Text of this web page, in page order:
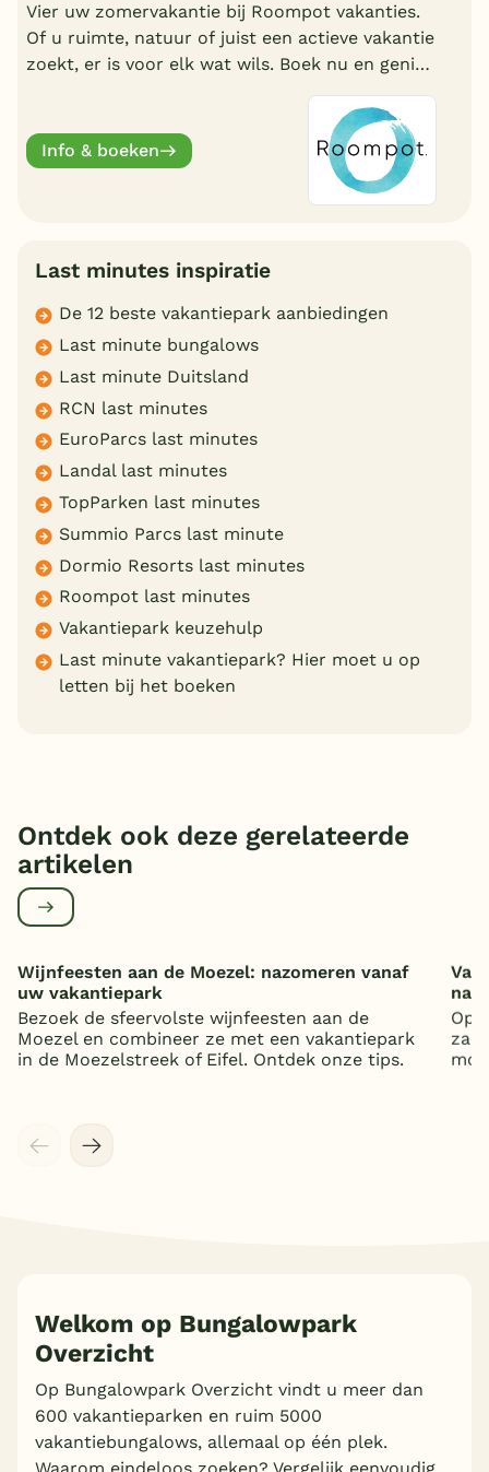
Vier uw zomervakantie bij Roompot vakanties.
Of u ruimte, natuur of juist een actieve vakantie
zoekt, er is voor elk wat wils. Boek nu en geniet
Info & boeken
Last minutes inspiratie
De 12 beste vakantiepark aanbiedingen
Last minute bungalows
Last minute Duitsland
RCN last minutes
EuroParcs last minutes
Landal last minutes
TopParken last minutes
Summio Parcs last minute
Dormio Resorts last minutes
Roompot last minutes
Vakantiepark keuzehulp
Last minute vakantiepark? Hier moet u op
letten bij het boeken
Ontdek ook deze gerelateerde
artikelen
Wijnfeesten aan de Moezel: nazomeren vanaf
uw vakantiepark
Bezoek de sfeervolste wijnfeesten aan de
Moezel en combineer ze met een vakantiepark
in de Moezelstreek of Eifel. Ontdek onze tips.
Op
Welkom op Bungalowpark
Overzicht
Op Bungalowpark Overzicht vindt u meer dan
600 vakantieparken en ruim 5000
vakantiebungalows, allemaal op één plek.